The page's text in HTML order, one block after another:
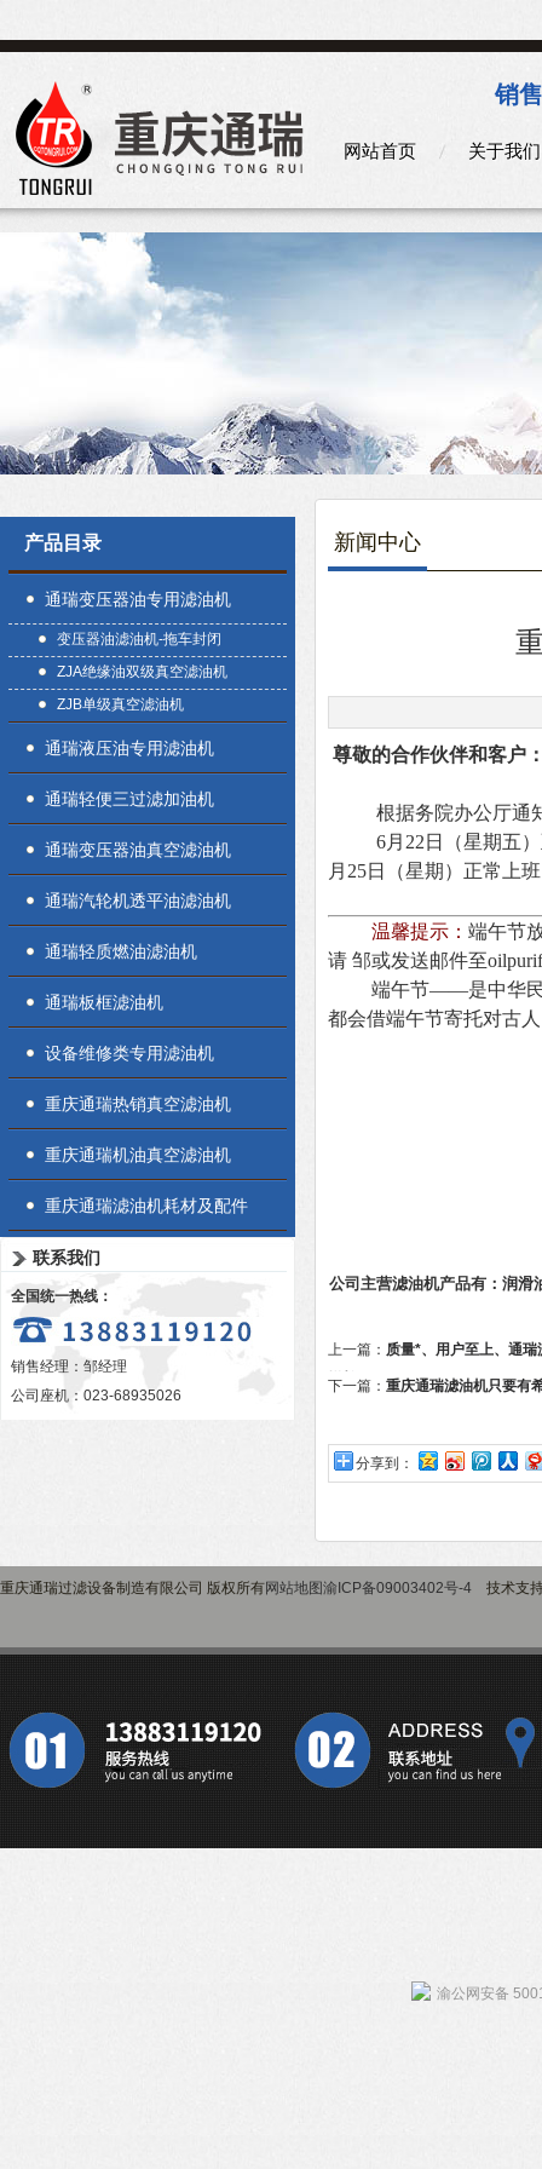
销
网站首页 关于我们
产品目录
通瑞变压器油专用滤油机
变压器油滤油机-拖车封闭
ZJA绝缘油双级真空滤油机
ZJB单级真空滤油机
通瑞液压油专用滤油机
通瑞轻便三过滤加油机
通瑞变压器油真空滤油机
通瑞汽轮机透平油滤油机
通瑞轻质燃油滤油机
通瑞板框滤油机
设备维修类专用滤油机
重庆通瑞热销真空滤油机
重庆通瑞机油真空滤油机
重庆通瑞滤油机耗材及配件
联系我们
全国统一热线：
销售经理：邹经理
公司座机：023-68935026
新闻中心
尊敬的合作伙伴和客户
根据务院办公厅通知
6月22日（星期五）至
月25日（星期）正常上
温馨提示： 端午节
请 邹或发送邮件至
端午节——是中华民族
都会借端午节寄托对古
公司主营滤油机产品有：润滑
上一篇： 质量*、用户至上、通
增长30%
下一篇： 重庆通瑞滤油机只要有
分享到：
重庆通瑞过滤设备制造有限公司 版权所有网站地图渝ICP备09003402号-4 技术支
渝公网安备